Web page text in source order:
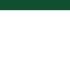
ンテンツ